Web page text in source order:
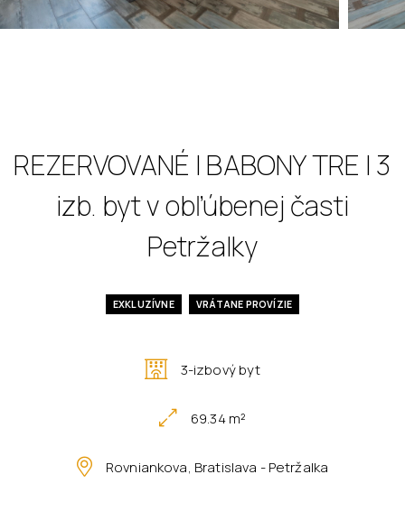
REZERVOVANÉ I BABONY TRE I 3
izb. byt v obľúbenej časti
Petržalky
EXKLUZÍVNE VRÁTANE PROVÍZIE
3-izbový byt
69.34 m²
Rovniankova, Bratislava - Petržalka